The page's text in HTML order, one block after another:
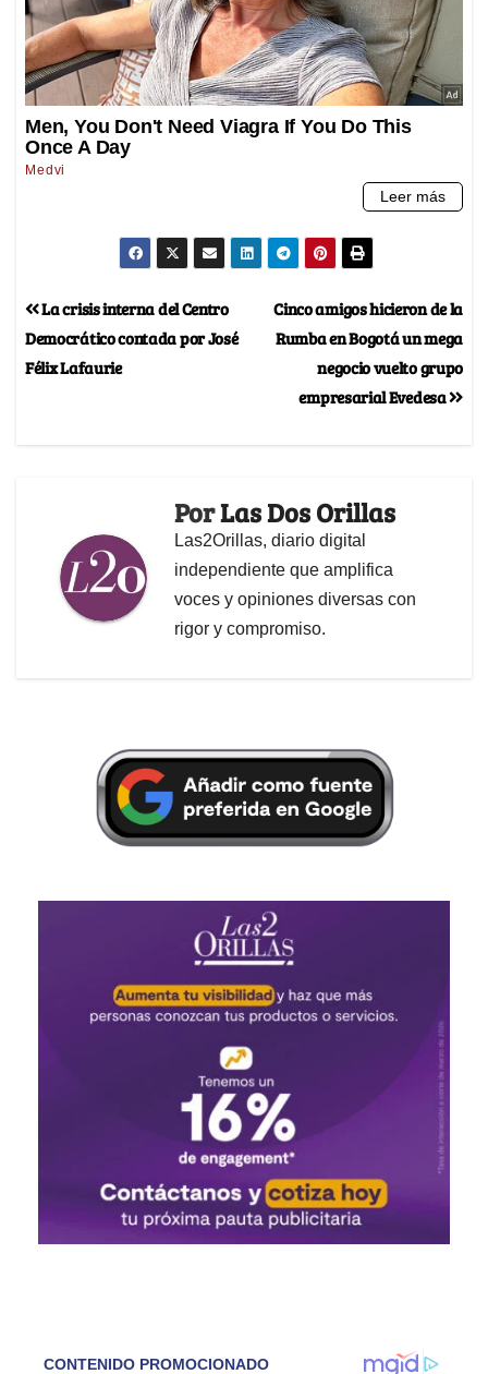
Cinco amigos hicieron de la
Rumba en Bogotá un mega
negocio vuelto grupo
empresarial Evedesa
La crisis interna del Centro
Democrático contada por José
Félix Lafaurie
PorLas Dos Orillas
Las2Orillas, diario digital
independiente que amplifica
voces y opiniones diversas con
rigor y compromiso.